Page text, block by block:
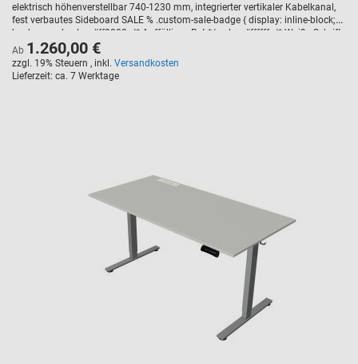
elektrisch höhenverstellbar 740-1230 mm, integrierter vertikaler Kabelkanal,
fest verbautes Sideboard SALE % .custom-sale-badge { display: inline-block;
background-color: #ff0000; /* Auffälliges Rot */ color: #ffffff; /* Weiße Schrift
*/ font-weight: bold; text-transform: uppercase; padding: 5px 10px; border-
Ab 1.260,00 €
zzgl. 19% Steuern , inkl. Versandkosten
Lieferzeit ca. 7 Werktage